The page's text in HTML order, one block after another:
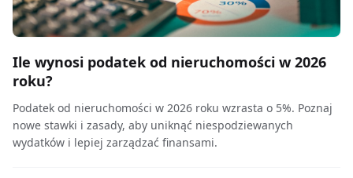
Ile wynosi podatek od nieruchomości w 2026
roku?
Podatek od nieruchomości w 2026 roku wzrasta o 5%. Poznaj
nowe stawki i zasady, aby uniknąć niespodziewanych
wydatków i lepiej zarządzać finansami.